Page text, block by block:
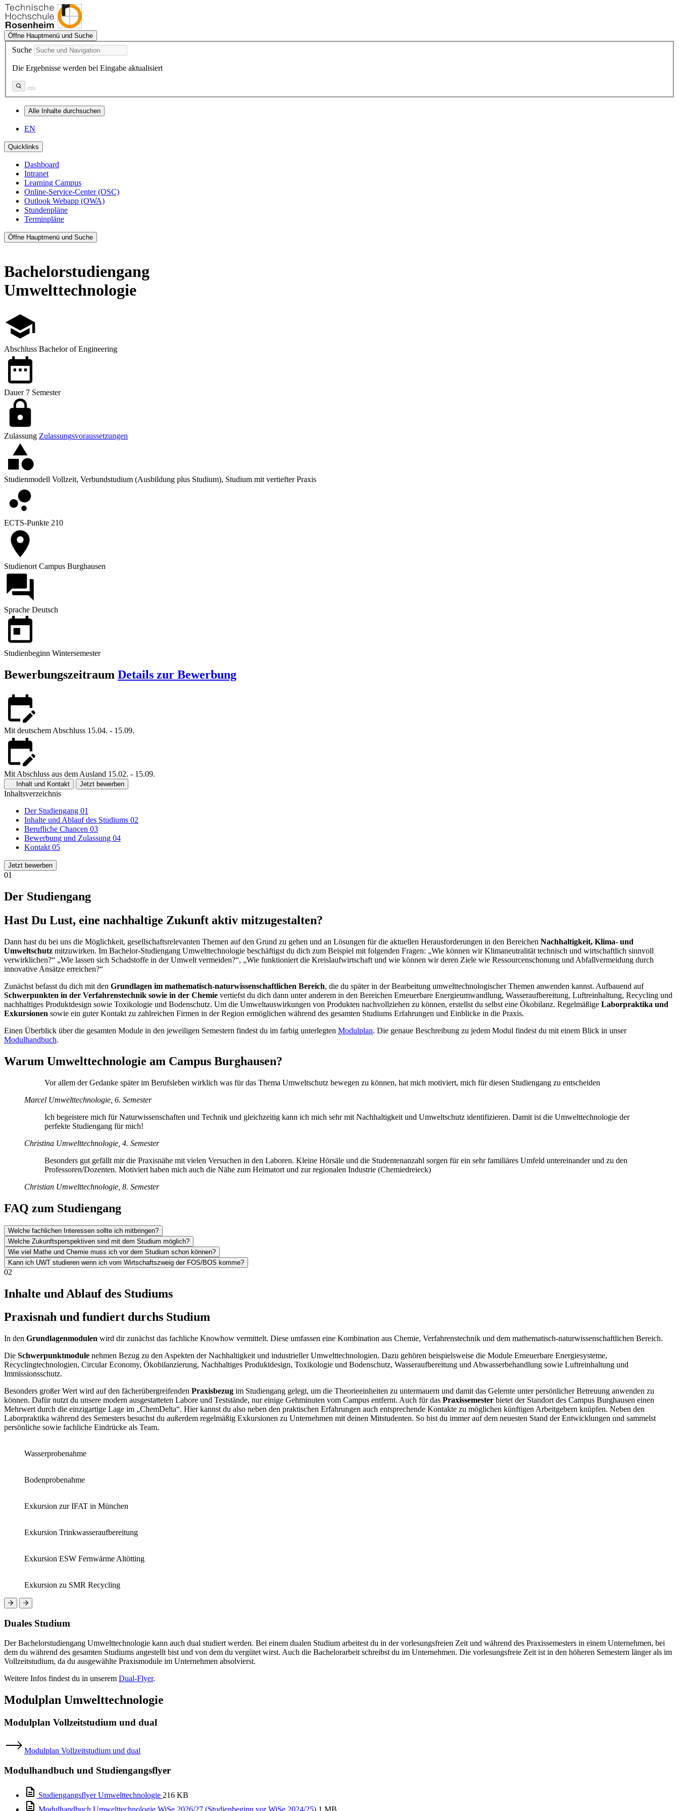
Öffne Hauptmenü und Suche
Suche
Die Ergebnisse werden bei Eingabe aktualisiert
Alle Inhalte durchsuchen
EN
Quicklinks
Dashboard
Intranet
Learning Campus
Online-Service-Center (OSC)
Outlook Webapp (OWA)
Stundenpläne
Terminpläne
Öffne Hauptmenü und Suche
Bachelorstudiengang
Umwelttechnologie
Abschluss Bachelor of Engineering
Dauer7 Semester
Zulassung Zulassungsvoraussetzungen
Studienmodell Vollzeit, Verbundstudium (Ausbildung plus Studium), Studium mit vertiefter Praxis
ECTS-Punkte 210
StudienortCampus Burghausen
Sprache Deutsch
Studienbeginn Wintersemester
Bewerbungszeitraum Details zur Bewerbung
Mit deutschem Abschluss 15.04. - 15.09.
Mit Abschluss aus dem Ausland 15.02. - 15.09.
Inhalt und Kontakt Jetzt bewerben
Inhaltsverzeichnis
Der Studiengang 01
Inhalte und Ablauf des Studiums 02
Berufliche Chancen 03
Bewerbung und Zulassung 04
Kontakt 05
Jetzt bewerben
01
Der Studiengang
Hast Du Lust, eine nachhaltige Zukunft aktiv mitzugestalten?
Dann hast du bei uns die Möglichkeit, gesellschaftsrelevanten Themen auf den Grund zu gehen und an Lösungen für die aktuellen Herausforderungen in den Bereichen Nachhaltigkeit, Klima- und
Umweltschutz mitzuwirken. Im Bachelor-Studiengang Umwelttechnologie beschäftigst du dich zum Beispiel mit folgenden Fragen: „Wie können wir Klimaneutralität technisch und wirtschaftlich sinnvoll
verwirklichen?“ „Wie lassen sich Schadstoffe in der Umwelt vermeiden?“, „Wie funktioniert die Kreislaufwirtschaft und wie können wir deren Ziele wie Ressourcenschonung und Abfallvermeidung durch
innovative Ansätze erreichen?“
Zunächst befasst du dich mit den Grundlagen im mathematisch-naturwissenschaftlichen Bereich, die du später in der Bearbeitung umwelttechnologischer Themen anwenden kannst. Aufbauend auf
Schwerpunkten in der Verfahrenstechnik sowie in der Chemie vertiefst du dich dann unter anderem in den Bereichen Erneuerbare Energieumwandlung, Wasseraufbereitung, Luftreinhaltung, Recycling und
nachhaltiges Produktdesign sowie Toxikologie und Bodenschutz. Um die Umweltauswirkungen von Produkten nachvollziehen zu können, erstellst du selbst eine Ökobilanz. Regelmäßige Laborpraktika und
Exkursionen sowie ein guter Kontakt zu zahlreichen Firmen in der Region ermöglichen während des gesamten Studiums Erfahrungen und Einblicke in die Praxis.
Einen Überblick über die gesamten Module in den jeweiligen Semestern findest du im farbig unterlegten Modulplan. Die genaue Beschreibung zu jedem Modul findest du mit einem Blick in unser
Modulhandbuch.
Warum Umwelttechnologie am Campus Burghausen?
Vor allem der Gedanke später im Berufsleben wirklich was für das Thema Umweltschutz bewegen zu können, hat mich motiviert, mich für diesen Studiengang zu entscheiden
Marcel Umwelttechnologie, 6. Semester
Ich begeistere mich für Naturwissenschaften und Technik und gleichzeitig kann ich mich sehr mit Nachhaltigkeit und Umweltschutz identifizieren. Damit ist die Umwelttechnologie der
perfekte Studiengang für mich!
Christina Umwelttechnologie, 4. Semester
Besonders gut gefällt mir die Praxisnähe mit vielen Versuchen in den Laboren. Kleine Hörsäle und die Studentenanzahl sorgen für ein sehr familiäres Umfeld untereinander und zu den
Professoren/Dozenten. Motiviert haben mich auch die Nähe zum Heimatort und zur regionalen Industrie (Chemiedreieck)
Christian Umwelttechnologie, 8. Semester
FAQ zum Studiengang
Welche fachlichen Interessen sollte ich mitbringen?
Welche Zukunftsperspektiven sind mit dem Studium möglich?
Wie viel Mathe und Chemie muss ich vor dem Studium schon können?
Kann ich UWT studieren wenn ich vom Wirtschaftszweig der FOS/BOS komme?
02
Inhalte und Ablauf des Studiums
Praxisnah und fundiert durchs Studium
In den Grundlagenmodulen wird dir zunächst das fachliche Knowhow vermittelt. Diese umfassen eine Kombination aus Chemie, Verfahrenstechnik und dem mathematisch-naturwissenschaftlichen Bereich.
Die Schwerpunktmodule nehmen Bezug zu den Aspekten der Nachhaltigkeit und industrieller Umwelttechnologien. Dazu gehören beispielsweise die Module Erneuerbare Energiesysteme,
Recyclingtechnologien, Circular Economy, Ökobilanzierung, Nachhaltiges Produktdesign, Toxikologie und Bodenschutz, Wasseraufbereitung und Abwasserbehandlung sowie Luftreinhaltung und
Immissionsschutz.
Besonders großer Wert wird auf den fächerübergreifenden Praxisbezug im Studiengang gelegt, um die Theorieeinheiten zu untermauern und damit das Gelernte unter persönlicher Betreuung anwenden zu
können. Dafür nutzt du unsere modern ausgestatteten Labore und Teststände, nur einige Gehminuten vom Campus entfernt. Auch für das Praxissemester bietet der Standort des Campus Burghausen einen
Mehrwert durch die einzigartige Lage im „ChemDelta“. Hier kannst du also neben den praktischen Erfahrungen auch entsprechende Kontakte zu möglichen künftigen Arbeitgebern knüpfen. Neben den
Laborpraktika während des Semesters besuchst du außerdem regelmäßig Exkursionen zu Unternehmen mit deinen Mitstudenten. So bist du immer auf dem neuesten Stand der Entwicklungen und sammelst
persönliche sowie fachliche Eindrücke als Team.
Wasserprobenahme
Bodenprobenahme
Exkursion zur IFAT in München
Exkursion Trinkwasseraufbereitung
Exkursion ESW Fernwärme Altötting
Exkursion zu SMR Recycling
Duales Studium
Der Bachelorstudiengang Umwelttechnologie kann auch dual studiert werden. Bei einem dualen Studium arbeitest du in der vorlesungsfreien Zeit und während des Praxissemesters in einem Unternehmen, bei
dem du während des gesamten Studiums angestellt bist und von dem du vergütet wirst. Auch die Bachelorarbeit schreibst du im Unternehmen. Die vorlesungsfreie Zeit ist in den höheren Semestern länger als im
Vollzeitstudium, da du ausgewählte Praxismodule im Unternehmen absolvierst.
Weitere Infos findest du in unserem Dual-Flyer.
Modulplan Umwelttechnologie
Modulplan Vollzeitstudium und dual
Modulplan Vollzeitstudium und dual
Modulhandbuch und Studiengangsflyer
Studiengangsflyer Umwelttechnologie 216 KB
Modulhandbuch Umwelttechnologie WiSe 2026/27 (Studienbeginn vor WiSe 2024/25) 1 MB